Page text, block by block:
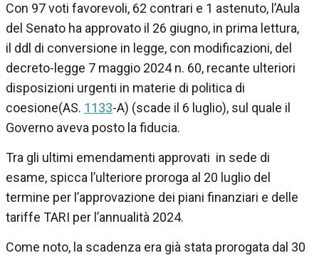
Con 97 voti favorevoli, 62 contrari e 1 astenuto, l’Aula
del Senato ha approvato il 26 giugno, in prima lettura,
il ddl di conversione in legge, con modificazioni, del
decreto-legge 7 maggio 2024 n. 60, recante ulteriori
disposizioni urgenti in materie di politica di
coesione(AS. 1133-A) (scade il 6 luglio), sul quale il
Governo aveva posto la fiducia.
Tra gli ultimi emendamenti approvati in sede di
esame, spicca l’ulteriore proroga al 20 luglio del
termine per l’approvazione dei piani finanziari e delle
tariffe TARI per l’annualità 2024.
Come noto, la scadenza era già stata prorogata dal 30